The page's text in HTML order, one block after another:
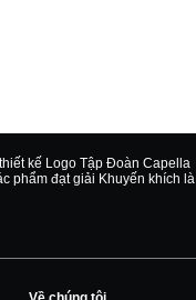
kế Logo Tập Đoàn Capella
phẩm đạt giải Khuyến khích là